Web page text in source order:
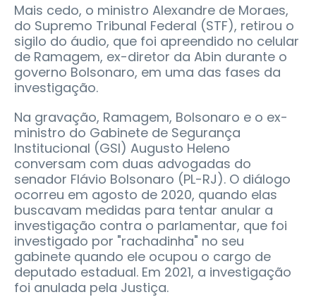
Mais cedo, o ministro Alexandre de Moraes,
do Supremo Tribunal Federal (STF), retirou o
sigilo do áudio, que foi apreendido no celular
de Ramagem, ex-diretor da Abin durante o
governo Bolsonaro, em uma das fases da
investigação.
Na gravação, Ramagem, Bolsonaro e o ex-
ministro do Gabinete de Segurança
Institucional (GSI) Augusto Heleno
conversam com duas advogadas do
senador Flávio Bolsonaro (PL-RJ). O diálogo
ocorreu em agosto de 2020, quando elas
buscavam medidas para tentar anular a
investigação contra o parlamentar, que foi
investigado por "rachadinha" no seu
gabinete quando ele ocupou o cargo de
deputado estadual. Em 2021, a investigação
foi anulada pela Justiça.